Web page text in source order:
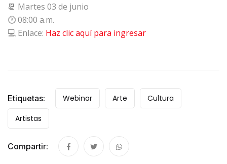
📆 Martes 03 de junio
🕐 08:00 a.m.
💻 Enlace: Haz clic aquí para ingresar
Etiquetas: Webinar Arte
Cultura
Artistas
Compartir: